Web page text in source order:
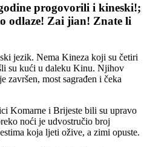
progovorili i kineski!;
odlaze! Zai jian! Znate li
jezik. Nema Kineza koji su četiri
su kući u daleku Kinu. Njihov
završen, most sagrađen i čeka
Komarne i Brijeste bili su upravo
noći je udvostručio broj
koja ljeti ožive, a zimi opuste.